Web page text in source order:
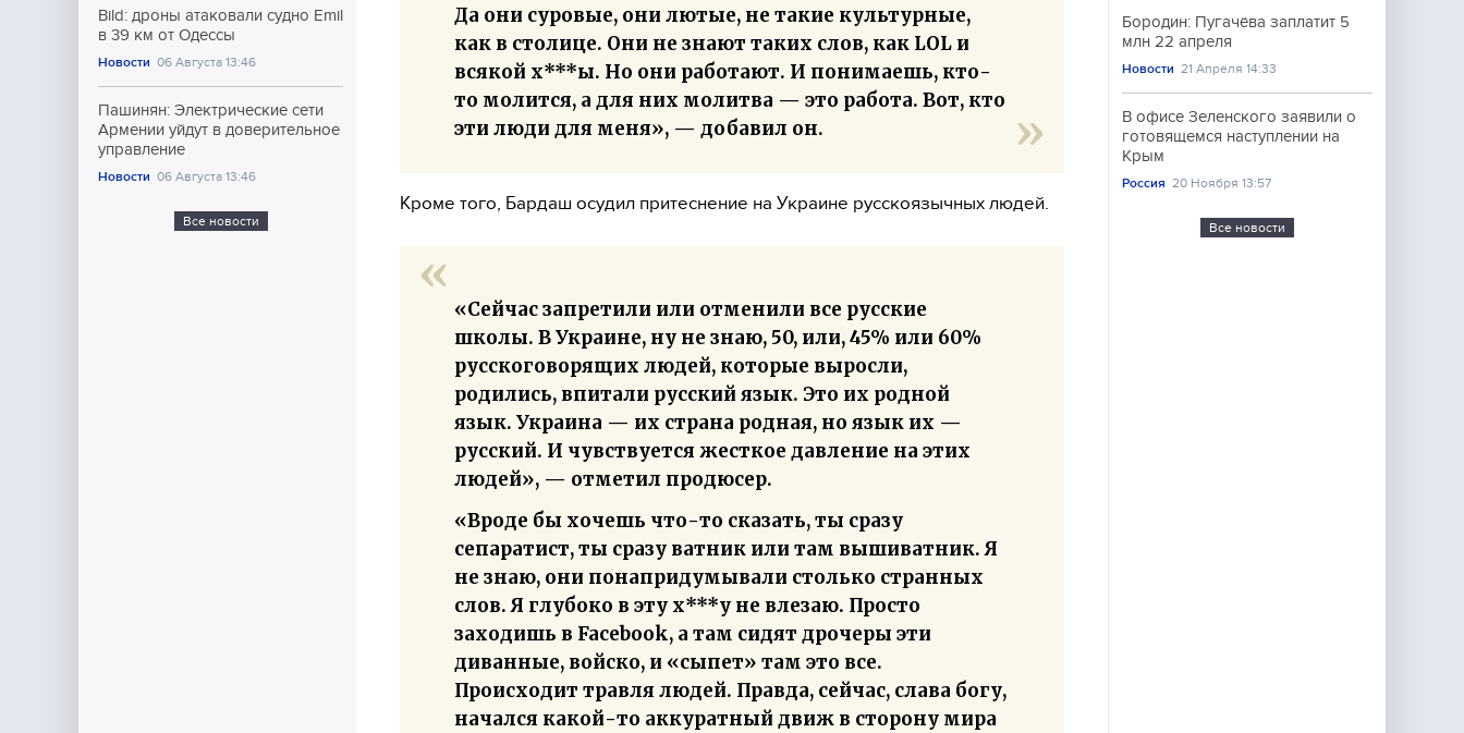
Bild: дроны атаковали судно Emil
в 39 км от Одессы
Новости 06 Августа 13:46
Пашинян: Электрические сети
Армении уйдут в доверительное
управление
Новости 06 Августа 13:46
Все новости
Да они суровые, они лютые, не такие культурные,
как в столице. Они не знают таких слов, как LOL и
всякой х***ы. Но они работают. И понимаешь, кто-
то молится, а для них молитва — это работа. Вот, кто
эти люди для меня», — добавил он.
Кроме того, Бардаш осудил притеснение на Украине русскоязычных людей.
«Сейчас запретили или отменили все русские
школы. В Украине, ну не знаю, 50, или, 45% или 60%
русскоговорящих людей, которые выросли,
родились, впитали русский язык. Это их родной
язык. Украина — их страна родная, но язык их —
русский. И чувствуется жесткое давление на этих
людей», — отметил продюсер.
«Вроде бы хочешь что-то сказать, ты сразу
сепаратист, ты сразу ватник или там вышиватник. Я
не знаю, они понапридумывали столько странных
слов. Я глубоко в эту х***у не влезаю. Просто
заходишь в Facebook, а там сидят дрочеры эти
диванные, войско, и «сыпет» там это все.
Происходит травля людей. Правда, сейчас, слава богу,
начался какой-то аккуратный движ в сторону мира
Бородин: Пугачёва заплатит 5
млн 22 апреля
Новости 21 Апреля 14:33
В офисе Зеленского заявили о
готовящемся наступлении на
Крым
Россия 20 Ноября 13:57
Все новости